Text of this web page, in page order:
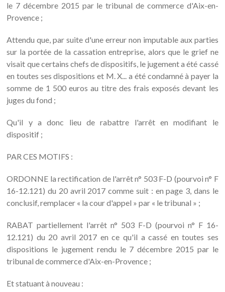
le 7 décembre 2015 par le tribunal de commerce d'Aix-en-
Provence ;
Attendu que, par suite d'une erreur non imputable aux parties
sur la portée de la cassation entreprise, alors que le grief ne
visait que certains chefs de dispositifs, le jugement a été cassé
en toutes ses dispositions et M. X... a été condamné à payer la
somme de 1 500 euros au titre des frais exposés devant les
juges du fond ;
Qu'il y a donc lieu de rabattre l'arrêt en modifiant le
dispositif ;
PAR CES MOTIFS :
ORDONNE la rectification de l'arrêt n° 503 F-D (pourvoi n° F
16-12.121) du 20 avril 2017 comme suit : en page 3, dans le
conclusif, remplacer « la cour d'appel » par « le tribunal » ;
RABAT partiellement l'arrêt n° 503 F-D (pourvoi n° F 16-
12.121) du 20 avril 2017 en ce qu'il a cassé en toutes ses
dispositions le jugement rendu le 7 décembre 2015 par le
tribunal de commerce d'Aix-en-Provence ;
Et statuant à nouveau :